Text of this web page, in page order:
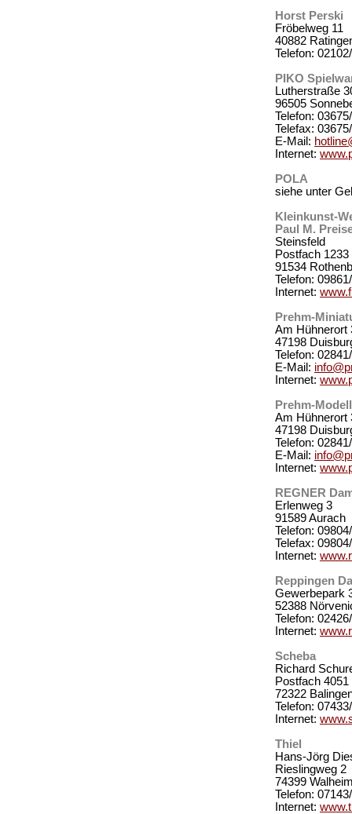
Horst Perski
Fröbelweg 11
40882
Telefon:
PIKO
Lutherstraße
96505
Telefon:
Telefax:
E-Mail:
Internet:
POLA
siehe unter
Kleinkunst-
Paul M.
Steinsfeld
Postfach 1233
91534
Telefon:
Internet:
Prehm-
Am Hühnerort
47198
Telefon:
E-Mail:
Internet:
Prehm-
Am Hühnerort
47198
Telefon:
E-Mail:
Internet:
REGNER
Erlenweg 3
91589 Aurach
Telefon:
Telefax:
Internet:
Reppingen
Gewerbepark
52388
Telefon:
Internet:
Scheba
Richard
Postfach 4051
72322
Telefon:
Internet:
Thiel
Hans-Jörg
Rieslingweg 2
74399
Telefon:
Internet: